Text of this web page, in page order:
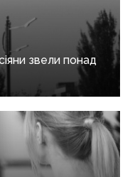
звели понад